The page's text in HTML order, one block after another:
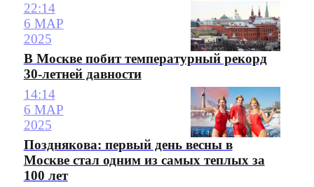
22:14
6 МАР
2025
В Москве побит температурный рекорд
30-летней давности
14:14
6 МАР
2025
Позднякова: первый день весны в
Москве стал одним из самых теплых за
100 лет